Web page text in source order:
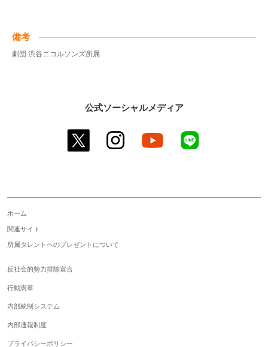
備考
劇団 渋谷ニコルソンズ所属
公式ソーシャルメディア
twitter instagram youtube
ホーム
関連サイト
所属タレントへのプレゼントについて
反社会的勢力排除宣言
行動憲章
内部統制システム
内部通報制度
プライバシーポリシー